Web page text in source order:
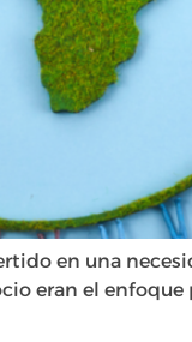
en una
eran el